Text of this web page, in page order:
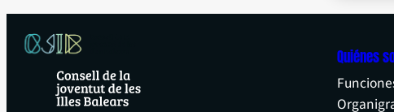
Quiénes